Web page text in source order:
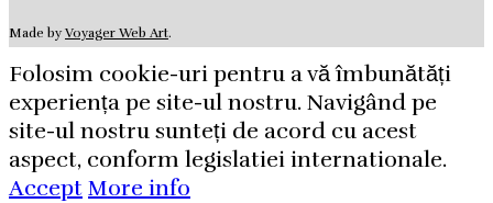
Made by Voyager Web Art.
Folosim cookie-uri pentru a vă îmbunătăți
experiența pe site-ul nostru. Navigând pe
site-ul nostru sunteți de acord cu acest
aspect, conform legislatiei internationale.
Accept More info